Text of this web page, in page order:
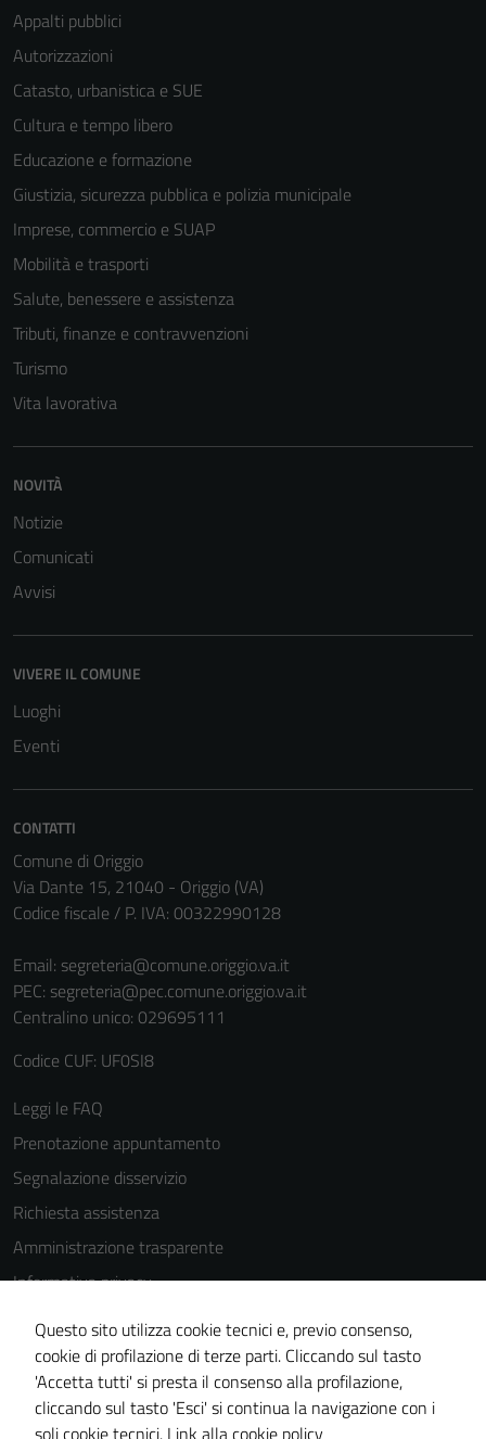
Appalti pubblici
Autorizzazioni
Catasto, urbanistica e SUE
Cultura e tempo libero
Educazione e formazione
Giustizia, sicurezza pubblica e polizia municipale
Imprese, commercio e SUAP
Mobilità e trasporti
Salute, benessere e assistenza
Tributi, finanze e contravvenzioni
Turismo
Vita lavorativa
NOVITÀ
Notizie
Comunicati
Avvisi
VIVERE IL COMUNE
Luoghi
Eventi
CONTATTI
Comune di Origgio
Via Dante 15, 21040 - Origgio (VA)
Codice fiscale / P. IVA: 00322990128
Email: segreteria@comune.origgio.va.it
PEC: segreteria@pec.comune.origgio.va.it
Centralino unico: 029695111
Codice CUF: UF0SI8
Leggi le FAQ
Prenotazione appuntamento
Segnalazione disservizio
Richiesta assistenza
Amministrazione trasparente
Informativa privacy
Cookie Policy
Note legali
Dichiarazione di accessibilità
Piano di miglioramento del sito
Questo sito utilizza cookie tecnici e, previo consenso,
cookie di profilazione di terze parti. Cliccando sul tasto
'Accetta tutti' si presta il consenso alla profilazione,
cliccando sul tasto 'Esci' si continua la navigazione con i
soli cookie tecnici. Link alla cookie policy
per il